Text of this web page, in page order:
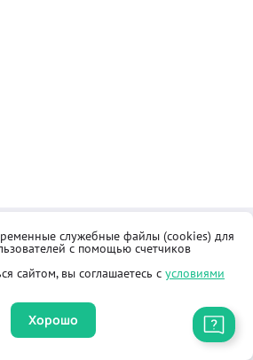
Общественная приёмная
Оферта
Правила продажи товаров
служебные файлы (cookies) для
с помощью счетчиков
сайтом, вы соглашаетесь с условиями
Хорошо